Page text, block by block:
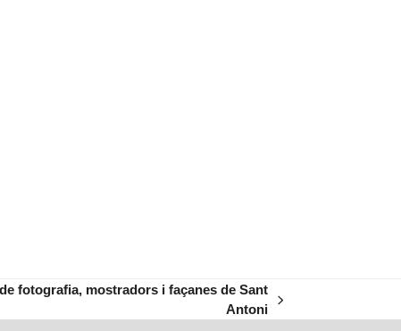
fotografia, mostradors i façanes de Sant
Antoni